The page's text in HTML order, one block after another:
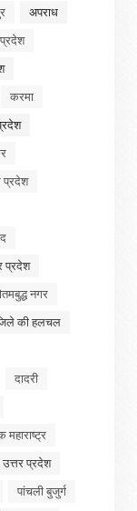
अपराध
करमा
प्रदेश
प्रदेश
नगर
की हलचल
दादरी
महाराष्ट्र
उत्तर प्रदेश
पांचली बुजुर्ग